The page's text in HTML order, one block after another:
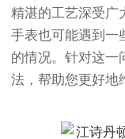
精湛的工艺深受广
手表也可能遇到一
的情况。针对这一
法，帮助您更好地